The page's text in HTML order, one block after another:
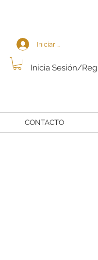
Inicia Sesión/
Iniciar sesión
CONTACTO